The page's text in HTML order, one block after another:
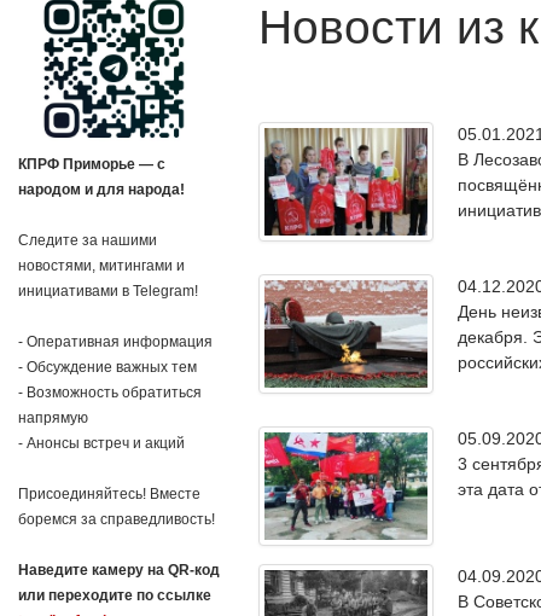
КПРФ Приморье — с
народом и для народа!
Следите за нашими
новостями, митингами и
инициативами в Telegram!
- Оперативная информация
- Обсуждение важных тем
- Возможность обратиться
напрямую
- Анонсы встреч и акций
Присоединяйтесь! Вместе
боремся за справедливость!
Наведите камеру на QR-код
или переходите по ссылке
Новости из
В
День
декабря.
3
эта дата
В